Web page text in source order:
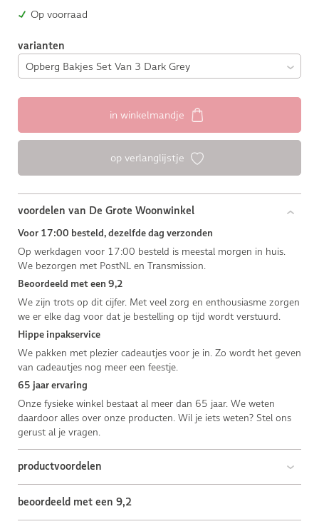
Op voorraad
varianten
in winkelmandje
op verlanglijstje
voordelen van De Grote Woonwinkel
Voor 17:00 besteld, dezelfde dag verzonden
Op werkdagen voor 17:00 besteld is meestal morgen in huis.
We bezorgen met PostNL en Transmission.
Beoordeeld met een 9,2
We zijn trots op dit cijfer. Met veel zorg en enthousiasme zorgen
we er elke dag voor dat je bestelling op tijd wordt verstuurd.
Hippe inpakservice
We pakken met plezier cadeautjes voor je in. Zo wordt het geven
van cadeautjes nog meer een feestje.
65 jaar ervaring
Onze fysieke winkel bestaat al meer dan 65 jaar. We weten
daardoor alles over onze producten. Wil je iets weten? Stel ons
gerust al je vragen.
productvoordelen
beoordeeld met een 9,2